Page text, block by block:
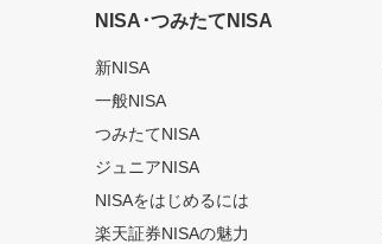
NISA･つみたてNISA
新NISA
一般NISA
つみたてNISA
ジュニアNISA
NISAをはじめるには
楽天証券NISAの魅力